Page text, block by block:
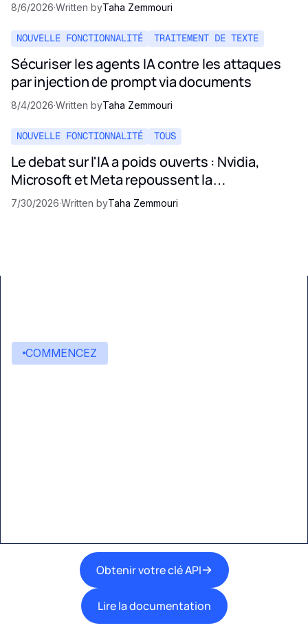
8/6/2026·Written byTaha Zemmouri
NOUVELLE FONCTIONNALITÉ TRAITEMENT DE TEXTE
Sécuriser les agents IA contre les attaques
par injection de prompt via documents
8/4/2026·Written byTaha Zemmouri
NOUVELLE FONCTIONNALITÉ TOUS
Le debat sur l'IA a poids ouverts : Nvidia,
Microsoft et Meta repoussent la
reglementation de 2026
7/30/2026·Written byTaha Zemmouri
COMMENCEZ
Obtenir votre clé API
Lire la documentation